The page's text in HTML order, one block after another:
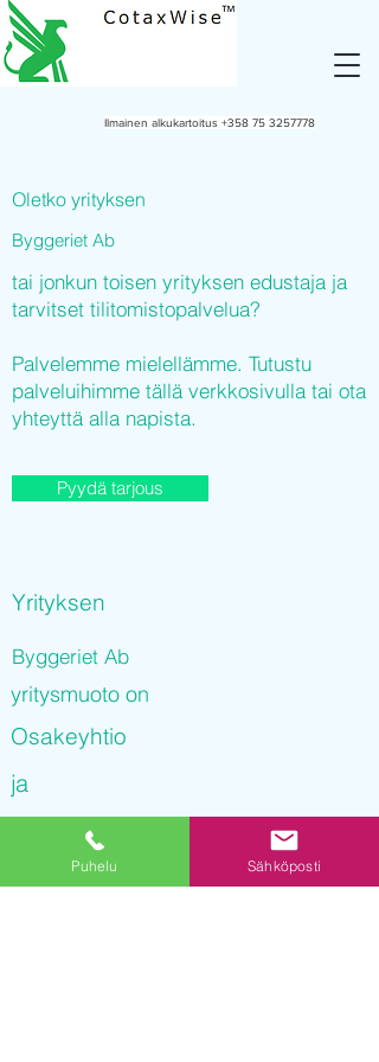
Ilmainen alkukartoitus +358 75 3257778
Oletko yrityksen
Byggeriet Ab
tai jonkun toisen yrityksen edustaja ja
tarvitset tilitomistopalvelua?
Palvelemme mielellämme. Tutustu
palveluihimme tällä verkkosivulla tai ota
yhteyttä alla napista.
Pyydä tarjous
Yrityksen
Byggeriet Ab
yritysmuoto on
Osakeyhtio
ja
Byggeriet Ab
on rekisteröity kaupparekisteriin
Puhelu Sähköposti